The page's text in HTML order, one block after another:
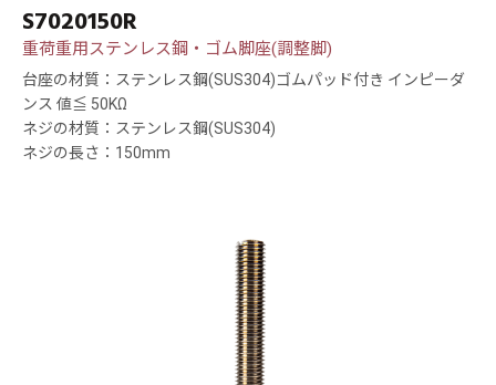
S7020150R
重荷重用ステンレス鋼・ゴム脚座(調整脚)
台座の材質：ステンレス鋼(SUS304)ゴムパッド付き インピーダ
ンス 値≦ 50KΩ
ネジの材質：ステンレス鋼(SUS304)
ネジの長さ：150mm